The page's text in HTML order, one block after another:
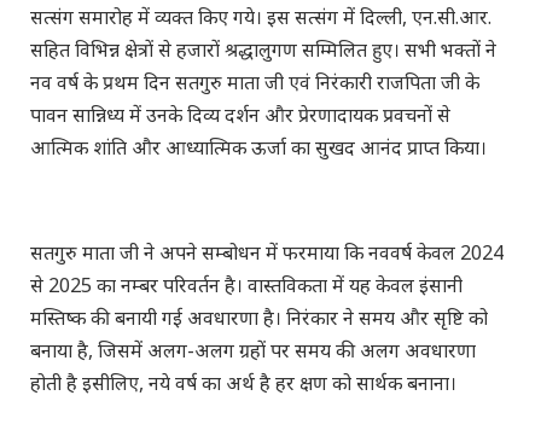
सत्संग समारोह में व्यक्त किए गये। इस सत्संग में दिल्ली, एन.सी.आर.
सहित विभिन्न क्षेत्रों से हजारों श्रद्धालुगण सम्मिलित हुए। सभी भक्तों ने
नव वर्ष के प्रथम दिन सतगुरु माता जी एवं निरंकारी राजपिता जी के
पावन सान्निध्य में उनके दिव्य दर्शन और प्रेरणादायक प्रवचनों से
आत्मिक शांति और आध्यात्मिक ऊर्जा का सुखद आनंद प्राप्त किया।
सतगुरु माता जी ने अपने सम्बोधन में फरमाया कि नववर्ष केवल 2024
से 2025 का नम्बर परिवर्तन है। वास्तविकता में यह केवल इंसानी
मस्तिष्क की बनायी गई अवधारणा है। निरंकार ने समय और सृष्टि को
बनाया है, जिसमें अलग-अलग ग्रहों पर समय की अलग अवधारणा
होती है इसीलिए, नये वर्ष का अर्थ है हर क्षण को सार्थक बनाना।